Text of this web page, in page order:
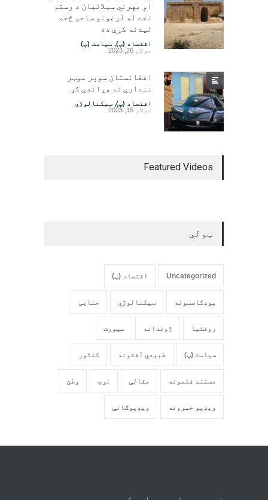
او بهرني سیلانیان د رستم
تخت له لرغونو ساحو څخه
لیدنه کړې ده
اقتصاد (پ), سیاست (پ)
جولای 26, 2023
افغانستان سوپر موټر
نندارې ته وړاندې کړ
اقتصاد (پ), ټیکنالوژي
جولای 15, 2023
Featured Videos
ټولي
Uncategorized اقتصاد (پ)
پوډکاسټونه ټیکنالوژي جنایی
روغتیا ژوندانه سپورت
سیاست (پ) طبیعي آفتونه کلتور
مستند فلمونه مقالې نړۍ وطن
ویډیو خبرونه ویډیوګانې